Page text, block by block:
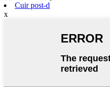
Cuir post-d
x